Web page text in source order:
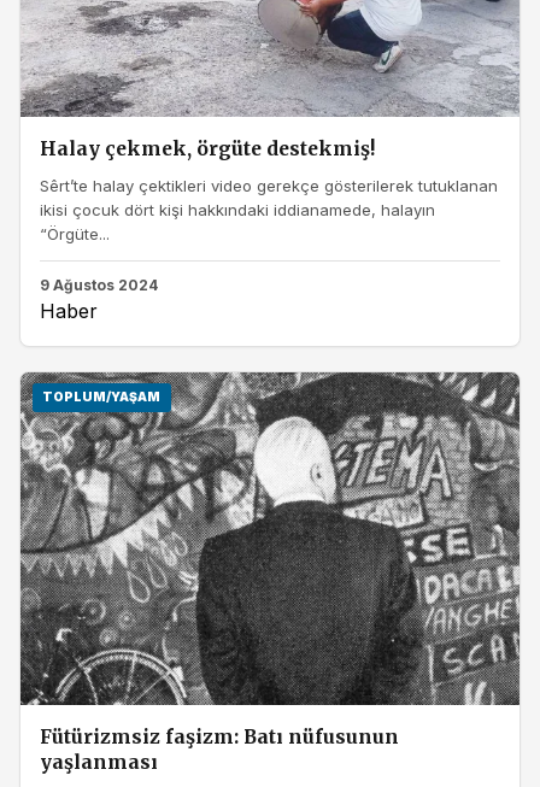
Halay çekmek, örgüte destekmiş!
Sêrt’te halay çektikleri video gerekçe gösterilerek tutuklanan
ikisi çocuk dört kişi hakkındaki iddianamede, halayın
“Örgüte...
9 Ağustos 2024
Haber
TOPLUM/YAŞAM
Fütürizmsiz faşizm: Batı nüfusunun
yaşlanması